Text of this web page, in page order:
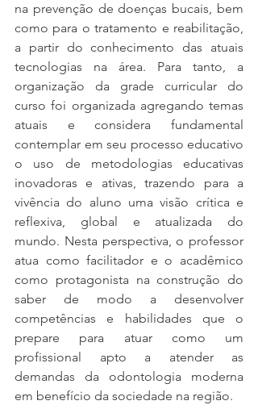
na prevenção de doenças bucais, bem
como para o tratamento e reabilitação,
a partir do conhecimento das atuais
tecnologias na área. Para tanto, a
organização da grade curricular do
curso foi organizada agregando temas
atuais e considera fundamental
contemplar em seu processo educativo
o uso de metodologias educativas
inovadoras e ativas, trazendo para a
vivência do aluno uma visão crítica e
reflexiva, global e atualizada do
mundo. Nesta perspectiva, o professor
atua como facilitador e o acadêmico
como protagonista na construção do
saber de modo a desenvolver
competências e habilidades que o
prepare para atuar como um
profissional apto a atender as
demandas da odontologia moderna
em benefício da sociedade na região.